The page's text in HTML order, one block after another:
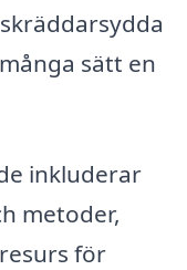
sätt en
inkluderar
metoder,
för